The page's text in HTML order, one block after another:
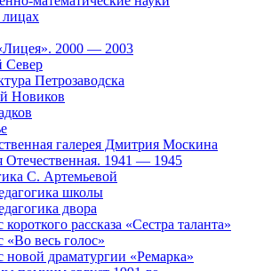
2000 — 2003
Север
Петрозаводска
Новиков
галерея Дмитрия Москина
Отечественная. 1941 — 1945
С. Артемьевой
школы
двора
рассказа «Сестра таланта»
«Во весь голос»
новой драматургии «Ремарка»